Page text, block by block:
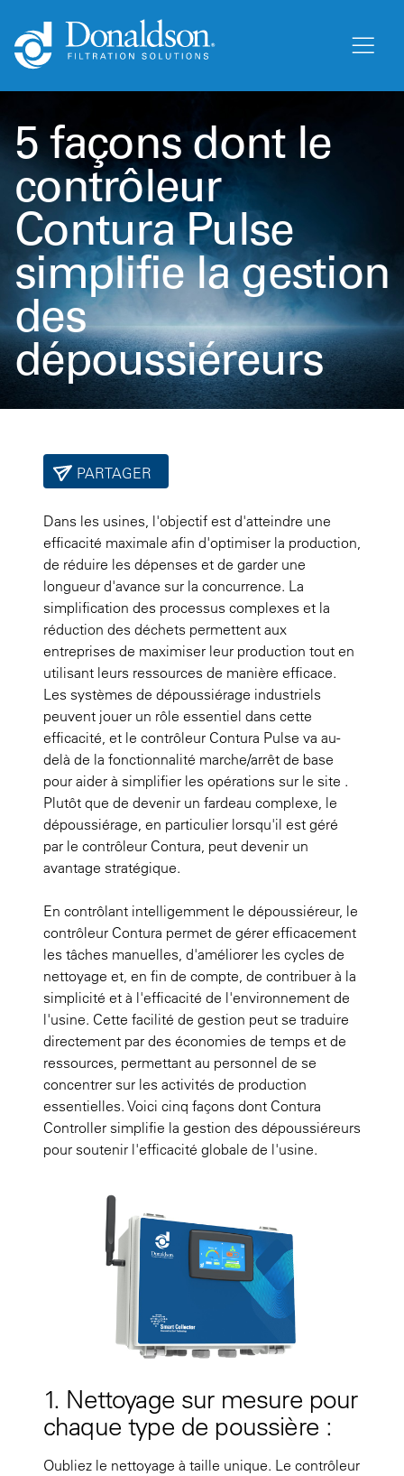
5 façons dont le
contrôleur
Contura Pulse
simplifie la gestion
des
dépoussiéreurs
PARTAGER
Dans les usines, l'objectif est d'atteindre une
efficacité maximale afin d'optimiser la production,
de réduire les dépenses et de garder une
longueur d'avance sur la concurrence. La
simplification des processus complexes et la
réduction des déchets permettent aux
entreprises de maximiser leur production tout en
utilisant leurs ressources de manière efficace.
Les systèmes de dépoussiérage industriels
peuvent jouer un rôle essentiel dans cette
efficacité, et le contrôleur Contura Pulse va au-
delà de la fonctionnalité marche/arrêt de base
pour aider à simplifier les opérations sur le site .
Plutôt que de devenir un fardeau complexe, le
dépoussiérage, en particulier lorsqu'il est géré
par le contrôleur Contura, peut devenir un
avantage stratégique.
En contrôlant intelligemment le dépoussiéreur, le
contrôleur Contura permet de gérer efficacement
les tâches manuelles, d'améliorer les cycles de
nettoyage et, en fin de compte, de contribuer à la
simplicité et à l'efficacité de l'environnement de
l'usine. Cette facilité de gestion peut se traduire
directement par des économies de temps et de
ressources, permettant au personnel de se
concentrer sur les activités de production
essentielles. Voici cinq façons dont Contura
Controller simplifie la gestion des dépoussiéreurs
pour soutenir l'efficacité globale de l'usine.
1. Nettoyage sur mesure pour
chaque type de poussière :
Oubliez le nettoyage à taille unique. Le contrôleur